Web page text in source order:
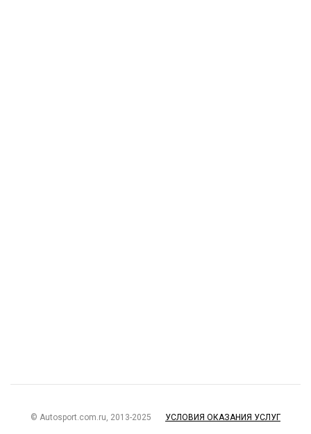
© Autosport.com.ru, 2013-2025 УСЛОВИЯ ОКАЗАНИЯ УСЛУГ